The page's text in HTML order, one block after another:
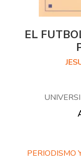
EL
PERIODISMO